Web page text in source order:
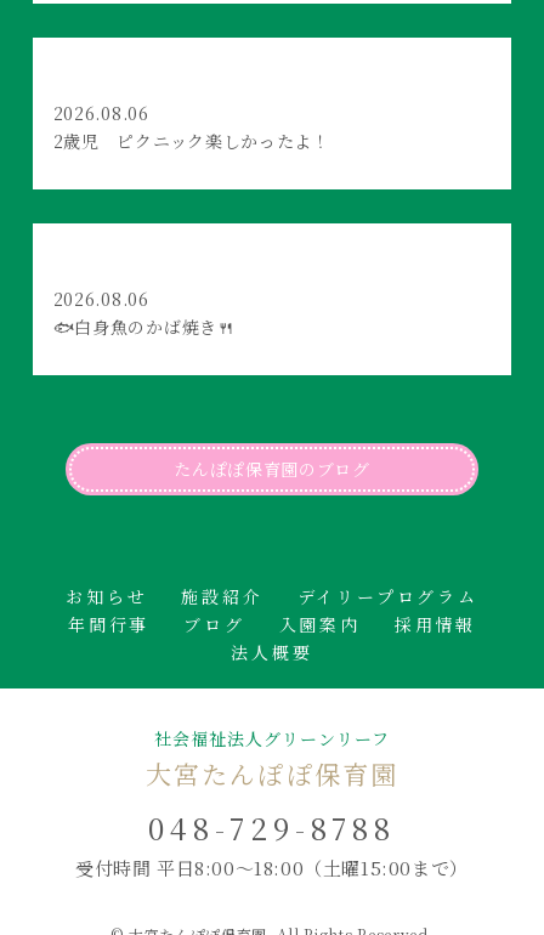
2026.08.06
2歳児 ピクニック楽しかったよ！
2026.08.06
🐟白身魚のかば焼き🍴
たんぽぽ保育園のブログ
お知らせ 施設紹介
デイリープログラム
年間行事
ブログ 入園案内
採用情報
法人概要
社会福祉法人グリーンリーフ
大宮たんぽぽ保育園
048-729-8788
受付時間 平日8:00～18:00 （土曜15:00まで）